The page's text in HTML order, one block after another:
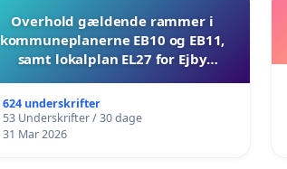
Overhold gældende rammer i
kommuneplanerne EB10 og EB11,
samt lokalplan EL27 for Ejby
624 underskrifter
53 Underskrifter / 30 dage
31 Mar 2026